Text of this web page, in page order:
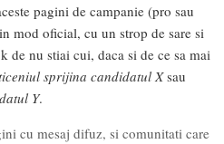
pagini de campanie (pro sau
mod oficial, cu un strop de sare si
de nu stiai cui, daca si de ce sa mai
sprijina candidatul Xsau
Y.
cu mesaj difuz, si comunitati care